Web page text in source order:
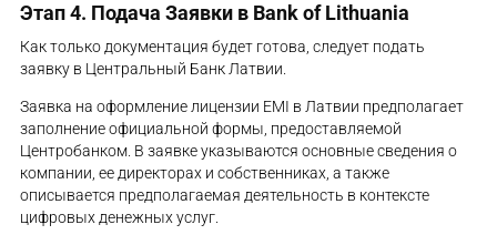
Этап 4. Подача Заявки в Bank of Lithuania
Как только документация будет готова, следует подать
заявку в Центральный Банк Латвии.
Заявка на оформление лицензии EMI в Латвии предполагает
заполнение официальной формы, предоставляемой
Центробанком. В заявке указываются основные сведения о
компании, ее директорах и собственниках, а также
описывается предполагаемая деятельность в контексте
цифровых денежных услуг.